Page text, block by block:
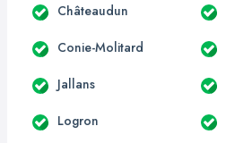
Châteaudun
Conie-Molitard
Jallans
Logron